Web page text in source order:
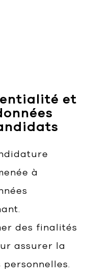
et
à
des finalités
assurer la